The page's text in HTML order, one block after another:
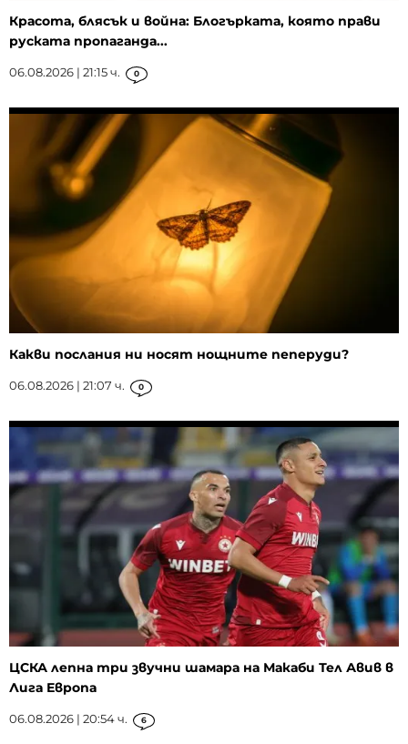
Красота, блясък и война: Блогърката, която прави
руската пропаганда...
06.08.2026 | 21:15 ч. 0
Какви послания ни носят нощните пеперуди?
06.08.2026 | 21:07 ч. 0
ЦСКА лепна три звучни шамара на Макаби Тел Авив в
Лига Европа
06.08.2026 | 20:54 ч. 6